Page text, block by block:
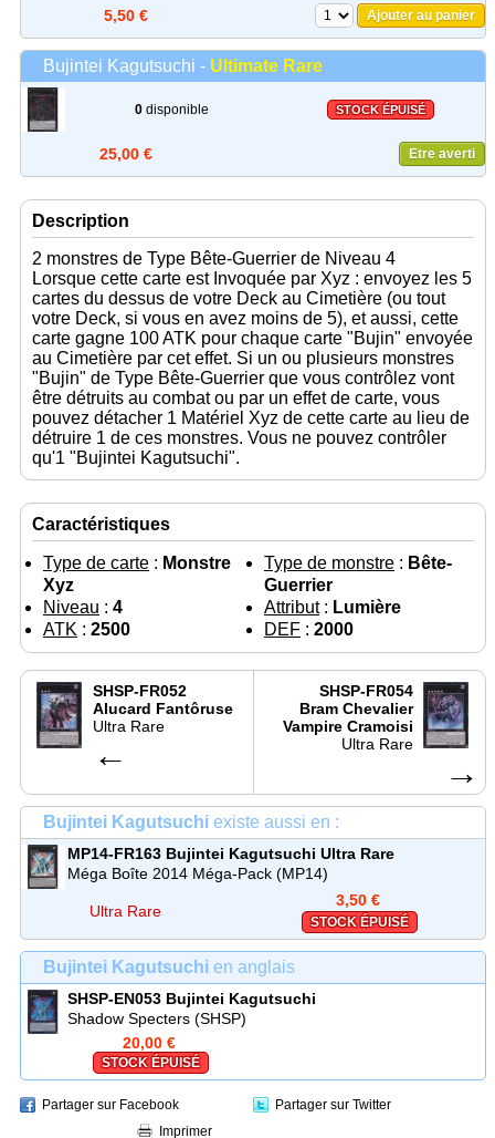
5,50 € Ajouter au panier
Bujintei Kagutsuchi - Ultimate Rare
0 disponible STOCK ÉPUISÉ
25,00 € Etre averti
Description
2 monstres de Type Bête-Guerrier de Niveau 4
Lorsque cette carte est Invoquée par Xyz : envoyez les 5
cartes du dessus de votre Deck au Cimetière (ou tout
votre Deck, si vous en avez moins de 5), et aussi, cette
carte gagne 100 ATK pour chaque carte "Bujin" envoyée
au Cimetière par cet effet. Si un ou plusieurs monstres
"Bujin" de Type Bête-Guerrier que vous contrôlez vont
être détruits au combat ou par un effet de carte, vous
pouvez détacher 1 Matériel Xyz de cette carte au lieu de
détruire 1 de ces monstres. Vous ne pouvez contrôler
qu'1 "Bujintei Kagutsuchi".
Caractéristiques
Type de carte : Monstre
Xyz
Type de monstre : Bête-
Guerrier
Niveau : 4 Attribut: Lumière
ATK : 2500 DEF : 2000
SHSP-FR052
Alucard Fantôruse
Ultra Rare
←
SHSP-FR054
Bram Chevalier
Vampire Cramoisi
Ultra Rare
→
Bujintei Kagutsuchi existe aussi en :
MP14-FR163 Bujintei Kagutsuchi Ultra Rare
Méga Boîte 2014 Méga-Pack (MP14)
Ultra Rare
3,50 €
STOCK ÉPUISÉ
Bujintei Kagutsuchi en anglais
SHSP-EN053 Bujintei Kagutsuchi
Shadow Specters (SHSP)
20,00 €
STOCK ÉPUISÉ
Partager sur Facebook
Partager sur Twitter
Imprimer